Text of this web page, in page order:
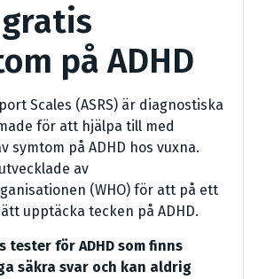
på ADHD
Scales (ASRS) är diagnostiska
för att hjälpa till med
symtom på ADHD hos vuxna.
av
(WHO) för att på ett
upptäcka tecken på ADHD.
tester för ADHD som finns
säkra svar och kan aldrig